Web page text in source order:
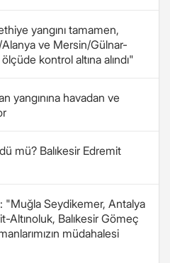
yangını tamamen,
ve Mersin/Gülnar-
kontrol altına alındı"
yangınına havadan ve
mü? Balıkesir Edremit
"Muğla Seydikemer, Antalya
Altınoluk, Balıkesir Gömeç
müdahalesi